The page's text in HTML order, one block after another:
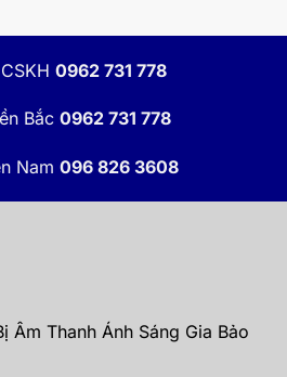
0962 731 778
Bắc 0962 731 778
Nam 096 826 3608
Âm Thanh Ánh Sáng Gia Bảo